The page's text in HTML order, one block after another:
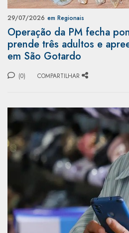
29/07/2026 em Regionais
Operação da PM fecha
prende três adultos e
em São Gotardo
(0) COMPARTILHAR